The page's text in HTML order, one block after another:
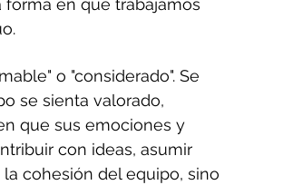
en que trabajamos
o "considerado". Se
se sienta valorado,
que sus emociones y
con ideas, asumir
cohesión del equipo, sino